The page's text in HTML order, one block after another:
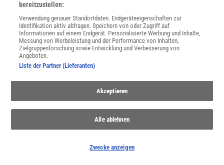
Sie können unsere Newsletter jederzeit wieder abbestellen. Infos zu unserem Umgang
mit Ihren personenbezogenen Daten finden Sie in unserer Datenschutzerklärung.
Presse
bereitzustellen:
Verwendung genauer Standortdaten. Endgeräteeigenschaften zur
Identifikation aktiv abfragen. Speichern von oder Zugriff auf
Informationen auf einem Endgerät. Personalisierte Werbung und Inhalte,
Messung von Werbeleistung und der Performance von Inhalten,
Zielgruppenforschung sowie Entwicklung und Verbesserung von
Angeboten.
Liste der Partner (Lieferanten)
Akzeptieren
Alle ablehnen
Zwecke anzeigen